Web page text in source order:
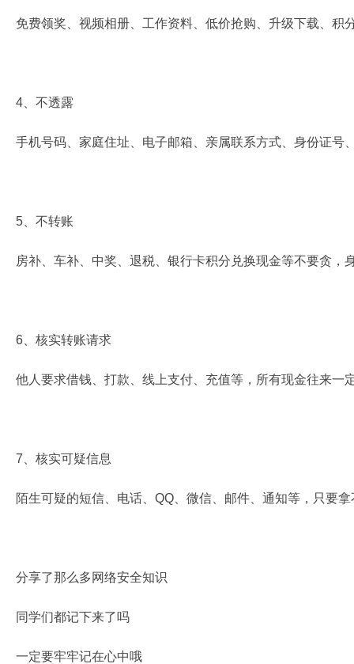
免费领奖、视频相册、工作资料、低价抢购、升级下载、
4、不透露
手机号码、家庭住址、电子邮箱、亲属联系方式、身份证
5、不转账
房补、车补、中奖、退税、银行卡积分兑换现金等不要贪，
6、核实转账请求
他人要求借钱、打款、线上支付、充值等，所有现金往来一
7、核实可疑信息
陌生可疑的短信、电话、QQ、微信、邮件、通知等，只要
分享了那么多网络安全知识
同学们都记下来了吗
一定要牢牢记在心中哦